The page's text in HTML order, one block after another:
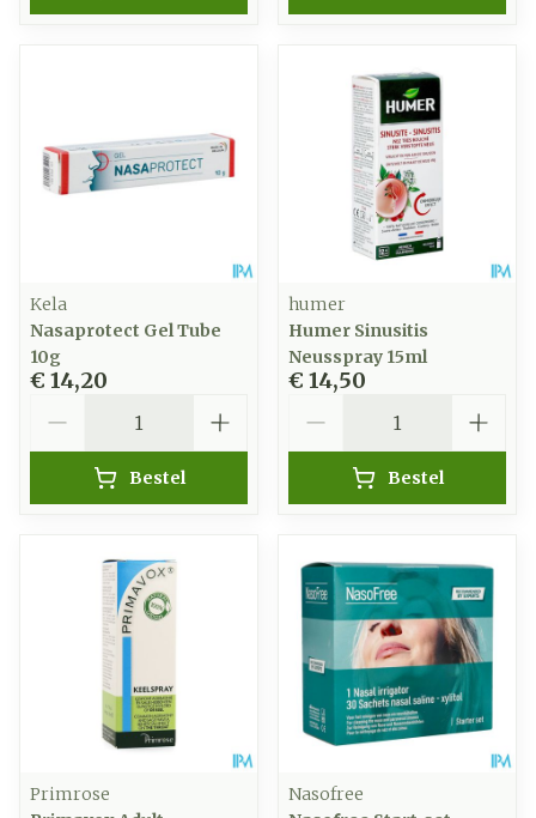
Kela
Nasaprotect Gel Tube
10g
€ 14,20
Bestel
humer
Humer Sinusitis
Neusspray 15ml
€ 14,50
Bestel
Primrose
Nasofree